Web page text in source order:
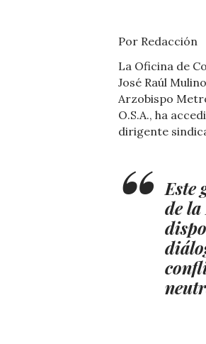
Por Redacción
La Oficina de
José Raúl
Arzobispo
O.S.A., ha
dirigente
Este
de la